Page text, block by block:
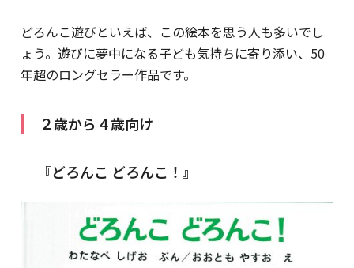
どろんこ遊びといえば、この絵本を思う人も多いでし
ょう。遊びに夢中になる子ども気持ちに寄り添い、50
年超のロングセラー作品です。
２歳から４歳向け
『どろんこ どろんこ！』